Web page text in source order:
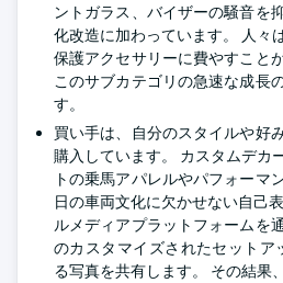
ントガラス、バイザーの騒音を
化改造に加わっています。 人々
保護アクセサリーに費やすこと
このサブカテゴリの急速な成長
す。
買い手は、自分のスタイルや好
購入しています。 カスタムデカ
トの乗馬アパレルやパフォーマ
日の車両文化に欠かせない自己
ルメディアプラットフォームを
のカスタマイズされたセットア
る写真を共有します。 その結果